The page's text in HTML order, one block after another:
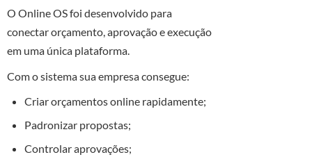
O Online OS foi desenvolvido para
conectar orçamento, aprovação e execução
em uma única plataforma.
Com o sistema sua empresa consegue:
Criar orçamentos online rapidamente;
Padronizar propostas;
Controlar aprovações;